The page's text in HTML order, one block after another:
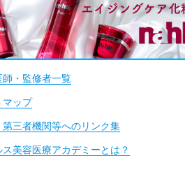
師・監修者一覧
マップ
第三者機関等へのリンク集
ス美容医療アカデミーとは？